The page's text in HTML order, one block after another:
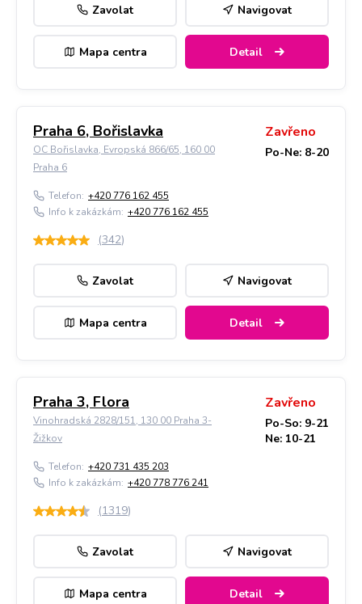
Zavolat Navigovat
Mapa centra Detail
Praha 6, Bořislavka
OC Bořislavka, Evropská 866/65, 160 00
Praha 6
Zavřeno
Po-Ne: 8-20
Telefon: +420 776 162 455
Info k zakázkám: +420 776 162 455
(342)
Zavolat Navigovat
Mapa centra Detail
Praha 3, Flora
Vinohradská 2828/151, 130 00 Praha 3-
Žižkov
Zavřeno
Po-So: 9-21
Ne: 10-21
Telefon: +420 731 435 203
Info k zakázkám: +420 778 776 241
(1319)
Zavolat Navigovat
Mapa centra Detail